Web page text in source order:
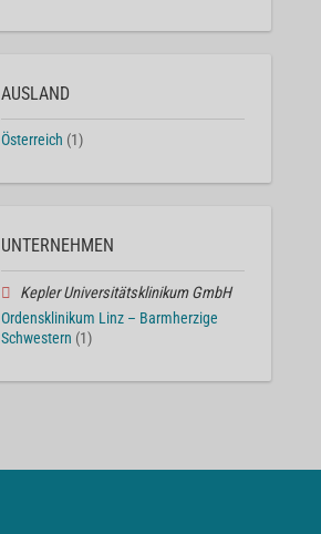
AUSLAND
Österreich (1)
UNTERNEHMEN
Kepler Universitätsklinikum GmbH
Ordensklinikum Linz – Barmherzige
Schwestern (1)